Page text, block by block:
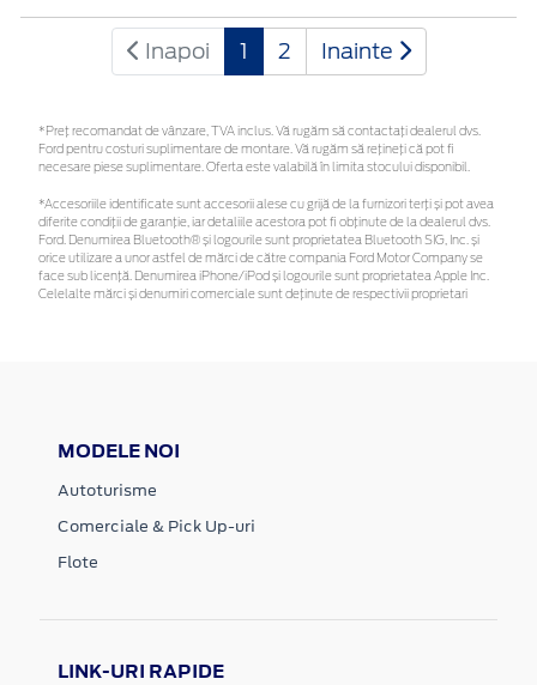
Inapoi 1 2 Inainte
*Preţ recomandat de vânzare, TVA inclus. Vă rugăm să contactaţi dealerul dvs.
Ford pentru costuri suplimentare de montare. Vă rugăm să rețineți că pot fi
necesare piese suplimentare. Oferta este valabilă în limita stocului disponibil.
*Accesoriile identificate sunt accesorii alese cu grijă de la furnizori terți și pot avea
diferite condiții de garanție, iar detaliile acestora pot fi obținute de la dealerul dvs.
Ford. Denumirea Bluetooth® și logourile sunt proprietatea Bluetooth SIG, Inc. și
orice utilizare a unor astfel de mărci de către compania Ford Motor Company se
face sub licență. Denumirea iPhone/iPod și logourile sunt proprietatea Apple Inc.
Celelalte mărci și denumiri comerciale sunt deținute de respectivii proprietari
MODELE NOI
Autoturisme
Comerciale & Pick Up-uri
Flote
LINK-URI RAPIDE